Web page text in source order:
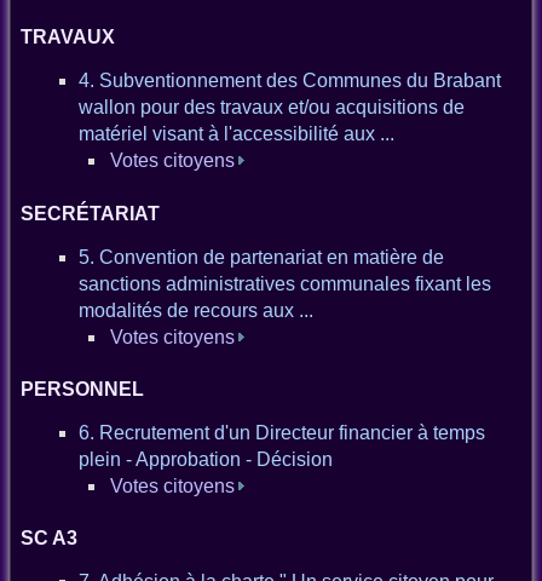
TRAVAUX
4. Subventionnement des Communes du Brabant
wallon pour des travaux et/ou acquisitions de
matériel visant à l'accessibilité aux ...
Votes citoyens
SECRÉTARIAT
5. Convention de partenariat en matière de
sanctions administratives communales fixant les
modalités de recours aux ...
Votes citoyens
PERSONNEL
6. Recrutement d'un Directeur financier à temps
plein - Approbation - Décision
Votes citoyens
SC A3